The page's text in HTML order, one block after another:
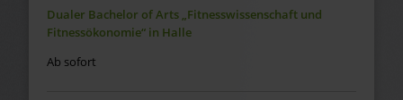
Dualer Bachelor of Arts „Fitnesswissenschaft und
Fitnessökonomie“ in Halle
Ab sofort